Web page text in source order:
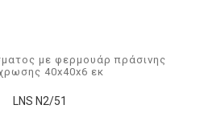
LNS N2/51
με φερμουάρ πράσινης
40x40x6 εκ